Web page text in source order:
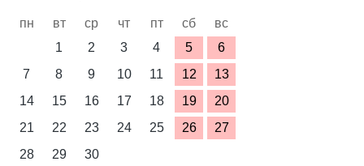
пн вт ср чт пт сб
вс
1
2 3 4 5
6
7
8 9 10 11 12
13
14
15 16 17 18 19
20
21
22 23 24 25 26
27
28
29 30